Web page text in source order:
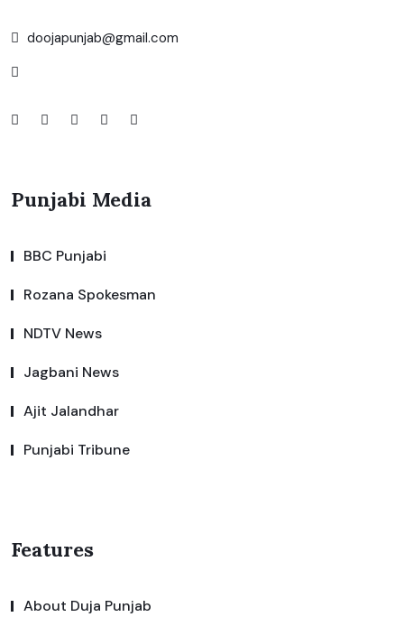
doojapunjab@gmail.com
Punjabi Media
BBC Punjabi
Rozana Spokesman
NDTV News
Jagbani News
Ajit Jalandhar
Punjabi Tribune
Features
About Duja Punjab